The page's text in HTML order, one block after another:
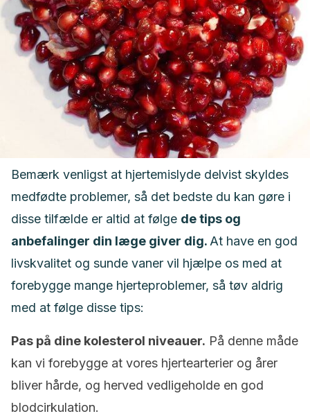
Bemærk venligst at hjertemislyde delvist skyldes
medfødte problemer, så det bedste du kan gøre i
disse tilfælde er altid at følge de tips og
anbefalinger din læge giver dig. At have en god
livskvalitet og sunde vaner vil hjælpe os med at
forebygge mange hjerteproblemer, så tøv aldrig
med at følge disse tips:
Pas på dine kolesterol niveauer. På denne måde
kan vi forebygge at vores hjertearterier og årer
bliver hårde, og herved vedligeholde en god
blodcirkulation.